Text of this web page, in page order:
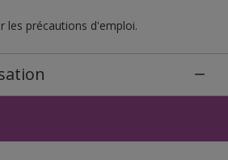
les précautions d'emploi.